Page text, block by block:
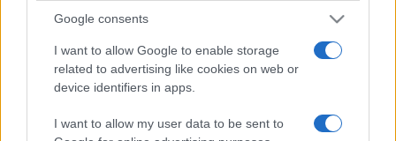
Google consents
I want to allow Google to enable storage
related to advertising like cookies on web or
device identifiers in apps.
I want to allow my user data to be sent to
exigeants !
Perfectionnez vos compétences en mots croisés grâce à
cette grille quotidienne gratuite, élaborée par Stan
Newman, expert américain de renom dans l'art de
concevoir des mots croisés à la fois difficiles et
équitables. Chaque grille de Stan's Hard Crosswords